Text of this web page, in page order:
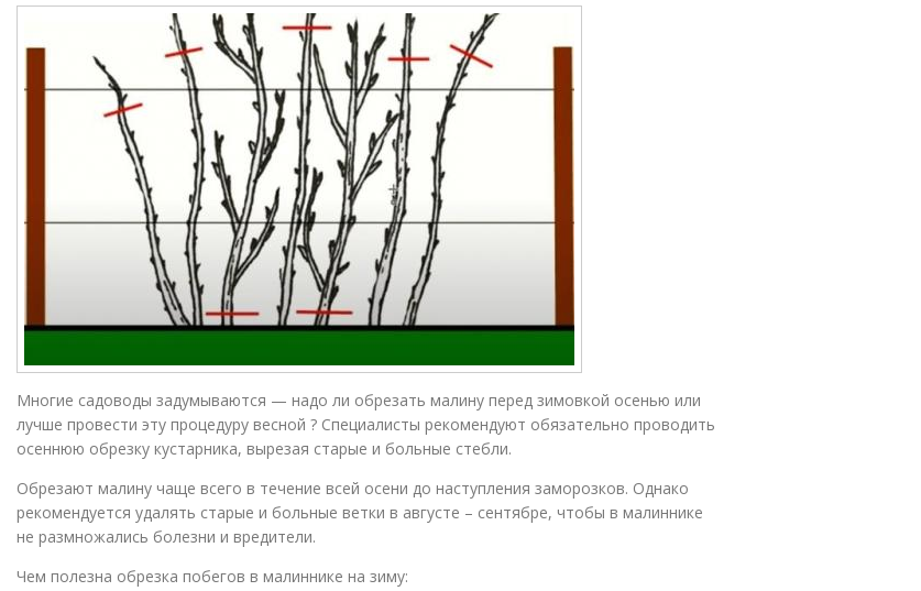
Многие садоводы задумываются — надо ли обрезать малину перед зимовкой осенью или
лучше провести эту процедуру весной ? Специалисты рекомендуют обязательно проводить
осеннюю обрезку кустарника, вырезая старые и больные стебли.
Обрезают малину чаще всего в течение всей осени до наступления заморозков. Однако
рекомендуется удалять старые и больные ветки в августе – сентябре, чтобы в малиннике
не размножались болезни и вредители.
Чем полезна обрезка побегов в малиннике на зиму: